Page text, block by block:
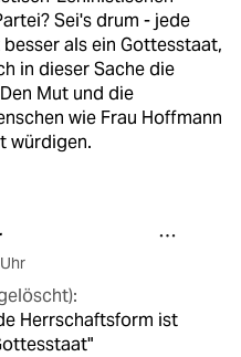
Sei's drum - jede
als ein Gottesstaat,
in dieser Sache die
Mut und die
wie Frau Hoffmann
würdigen.
Herrschaftsform ist